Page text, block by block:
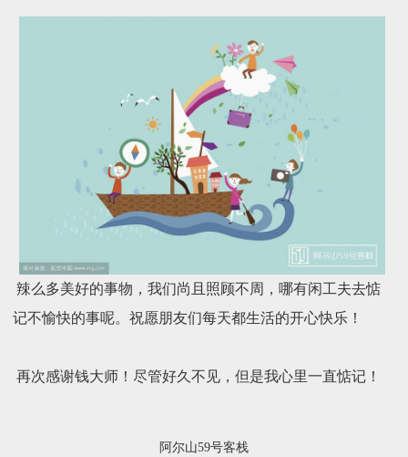
辣么多美好的事物，我们尚且照顾不周，哪有闲工夫去惦
记不愉快的事呢。祝愿朋友们每天都生活的开心快乐！
再次感谢钱大师！尽管好久不见，但是我心里一直惦记！
阿尔山59号客栈